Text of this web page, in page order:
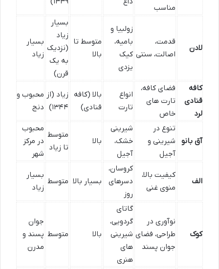
مناسب
لادن
قدمت،
اصالت، سنتی
زولبیا و
بامیه،
کیک
یزدی
متوسط تا
بالا
بسیار
زیاد
(نزدیک
به یک
قرن)
بسیار
زیاد
کافه
قنادی
لرد
فضای کافه،
تارت های
خاص
انواع
تارت
بالا (کافه
قنادی)
زیاد (از
۱۳۴۴)
محبوب و
دنج
آق بانو
تنوع در
شیرینی و
آجیل
شیرینی
خشک،
آجیل
بالا
متوسط
تا زیاد
محبوب
در مرکز
شهر
الف
کیفیت بالا،
منوی غنی
کروسان،
دسرهای
روز
بسیار بالا متوسط
بسیار
زیاد
کوک
نوآوری در
طراحی، فضای
جوان پسند
گاتای
گردویی،
شیرینی
های
هنری
بالا متوسط
جوان
پسند و
مدرن